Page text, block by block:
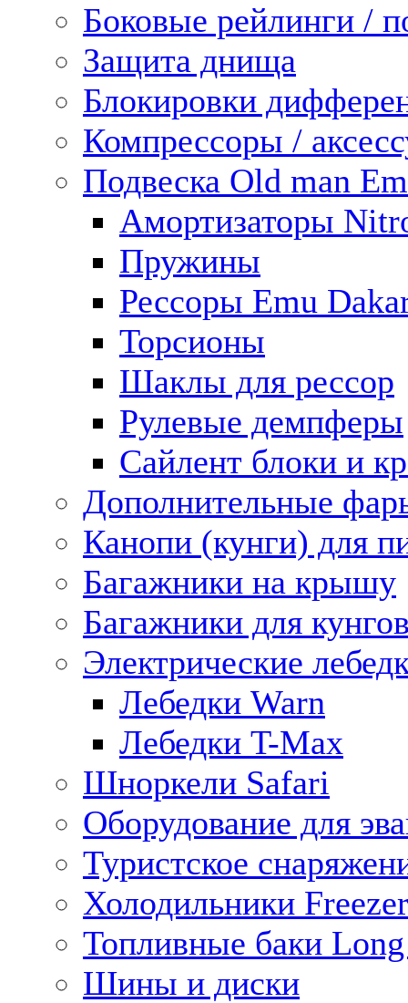
Боковые рейлинги /
Защита днища
Блокировки
Компрессоры /
Подвеска Old man
Амортизаторы
Пружины
Рессоры Emu
Торсионы
Шаклы для рессор
Рулевые демпферы
Сайлент блоки и
Дополнительные
Канопи (кунги) для
Багажники на крышу
Багажники для
Электрические
Лебедки Warn
Лебедки T-Max
Шноркели Safari
Оборудование для
Туристское
Холодильники
Топливные баки
Шины и диски